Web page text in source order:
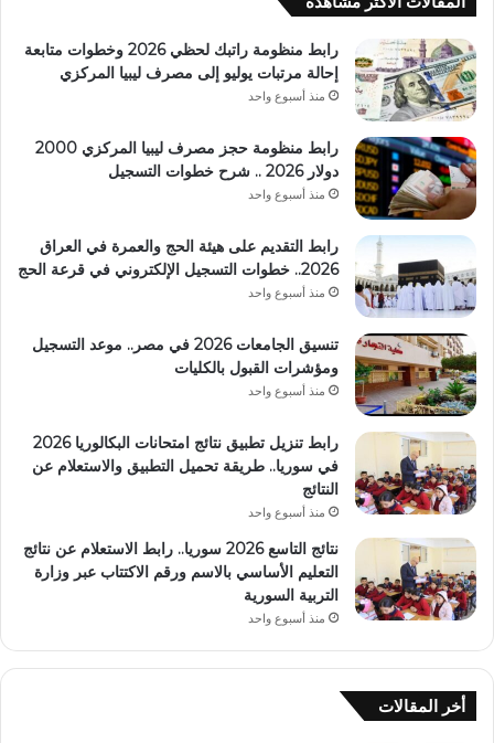
رابط منظومة راتبك لحظي 2026 وخطوات متابعة
إحالة مرتبات يوليو إلى مصرف ليبيا المركزي
منذ أسبوع واحد
رابط منظومة حجز مصرف ليبيا المركزي 2000
دولار 2026 .. شرح خطوات التسجيل
منذ أسبوع واحد
رابط التقديم على هيئة الحج والعمرة في العراق
2026.. خطوات التسجيل الإلكتروني في قرعة الحج
منذ أسبوع واحد
تنسيق الجامعات 2026 في مصر.. موعد التسجيل
ومؤشرات القبول بالكليات
منذ أسبوع واحد
رابط تنزيل تطبيق نتائج امتحانات البكالوريا 2026
في سوريا.. طريقة تحميل التطبيق والاستعلام عن
النتائج
منذ أسبوع واحد
نتائج التاسع 2026 سوريا.. رابط الاستعلام عن نتائج
التعليم الأساسي بالاسم ورقم الاكتتاب عبر وزارة
التربية السورية
منذ أسبوع واحد
أخر المقالات